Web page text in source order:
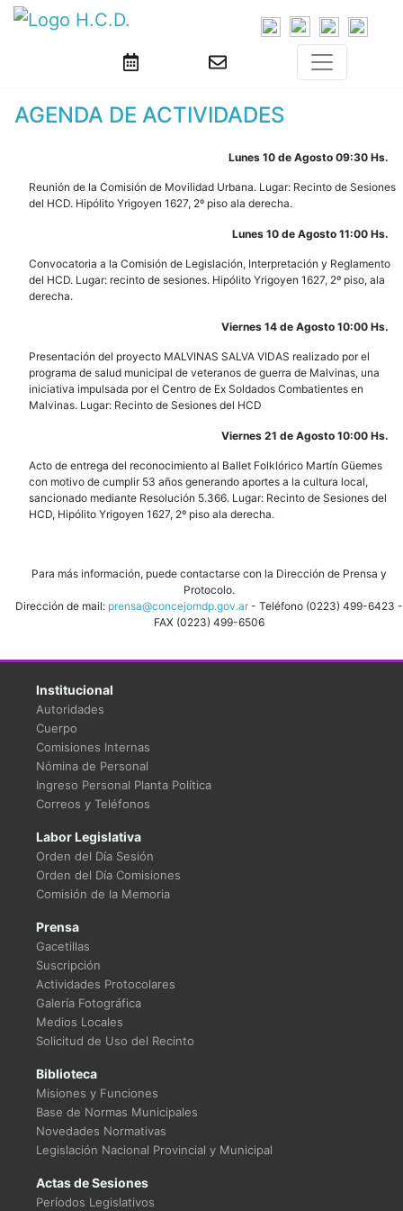
AGENDA DE ACTIVIDADES
Lunes 10 de Agosto 09:30 Hs.
Reunión de la Comisión de Movilidad Urbana. Lugar: Recinto de Sesiones
del HCD. Hipólito Yrigoyen 1627, 2º piso ala derecha.
Lunes 10 de Agosto 11:00 Hs.
Convocatoria a la Comisión de Legislación, Interpretación y Reglamento
del HCD. Lugar: recinto de sesiones. Hipólito Yrigoyen 1627, 2º piso, ala
derecha.
Viernes 14 de Agosto 10:00 Hs.
Presentación del proyecto MALVINAS SALVA VIDAS realizado por el
programa de salud municipal de veteranos de guerra de Malvinas, una
iniciativa impulsada por el Centro de Ex Soldados Combatientes en
Malvinas. Lugar: Recinto de Sesiones del HCD
Viernes 21 de Agosto 10:00 Hs.
Acto de entrega del reconocimiento al Ballet Folklórico Martín Güemes
con motivo de cumplir 53 años generando aportes a la cultura local,
sancionado mediante Resolución 5.366. Lugar: Recinto de Sesiones del
HCD, Hipólito Yrigoyen 1627, 2º piso ala derecha.
Para más información, puede contactarse con la Dirección de Prensa y
Protocolo.
Dirección de mail: prensa@concejomdp.gov.ar- Teléfono (0223) 499-6423 -
FAX (0223) 499-6506
Institucional
Autoridades
Cuerpo
Comisiones Internas
Nómina de Personal
Ingreso Personal Planta Política
Correos y Teléfonos
Labor Legislativa
Orden del Día Sesión
Orden del Día Comisiones
Comisión de la Memoria
Prensa
Gacetillas
Suscripción
Actividades Protocolares
Galería Fotográfica
Medios Locales
Solicitud de Uso del Recinto
Biblioteca
Misiones y Funciones
Base de Normas Municipales
Novedades Normativas
Legislación Nacional Provincial y Municipal
Actas de Sesiones
Períodos Legislativos